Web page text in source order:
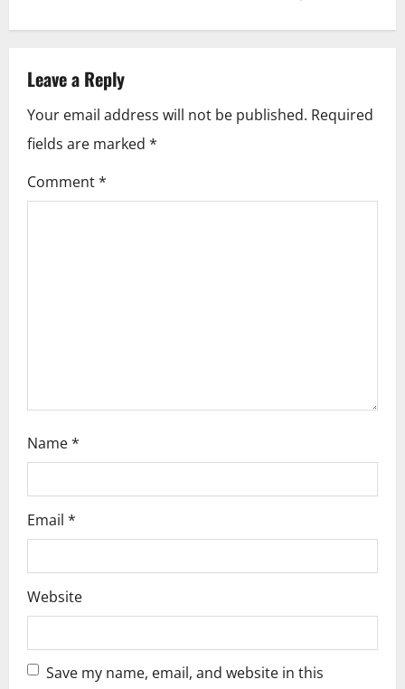
n
a
v
i
g
Leave a Reply
Your email address will not be published. Required
fields are marked *
Comment*
Name*
Email *
Website
Save my name, email, and website in this